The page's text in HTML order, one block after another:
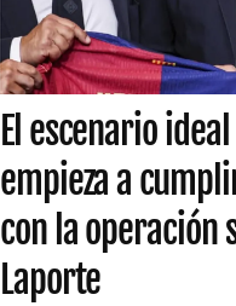
El escenario
empieza a
con la operación
Laporte